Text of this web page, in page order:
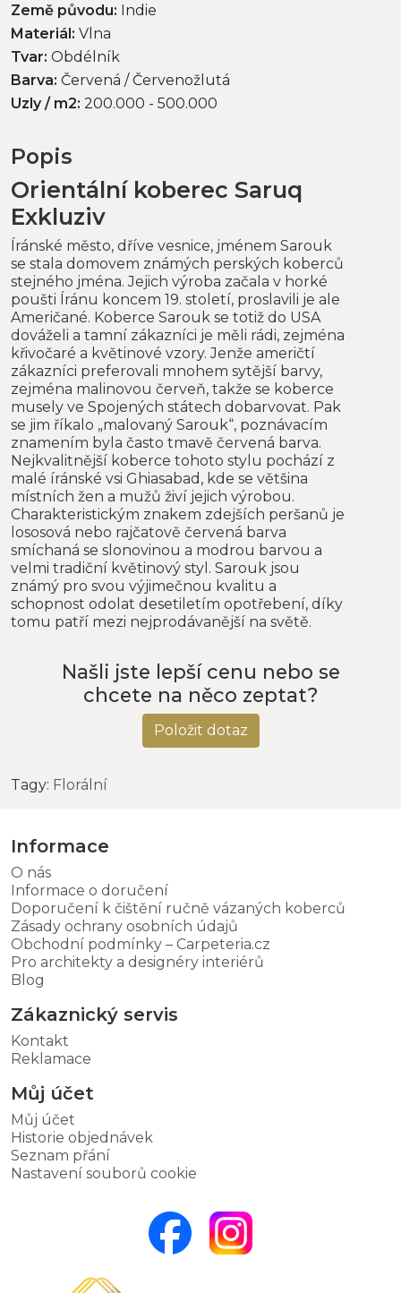
Země původu: Indie
Materiál: Vlna
Tvar: Obdélník
Barva: Červená / Červenožlutá
Uzly / m2: 200.000 - 500.000
Popis
Orientální koberec Saruq
Exkluziv
Íránské město, dříve vesnice, jménem Sarouk
se stala domovem známých perských koberců
stejného jména. Jejich výroba začala v horké
poušti Íránu koncem 19. století, proslavili je ale
Američané. Koberce Sarouk se totiž do USA
dováželi a tamní zákazníci je měli rádi, zejména
křivočaré a květinové vzory. Jenže američtí
zákazníci preferovali mnohem sytější barvy,
zejména malinovou červeň, takže se koberce
musely ve Spojených státech dobarvovat. Pak
se jim říkalo „malovaný Sarouk“, poznávacím
znamením byla často tmavě červená barva.
Nejkvalitnější koberce tohoto stylu pochází z
malé íránské vsi Ghiasabad, kde se většina
místních žen a mužů živí jejich výrobou.
Charakteristickým znakem zdejších peršanů je
lososová nebo rajčatově červená barva
smíchaná se slonovinou a modrou barvou a
velmi tradiční květinový styl. Sarouk jsou
známý pro svou výjimečnou kvalitu a
schopnost odolat desetiletím opotřebení, díky
tomu patří mezi nejprodávanější na světě.
Našli jste lepší cenu nebo se
chcete na něco zeptat?
Položit dotaz
Tagy: Florální
Informace
O nás
Informace o doručení
Doporučení k čištění ručně vázaných koberců
Zásady ochrany osobních údajů
Obchodní podmínky – Carpeteria.cz
Pro architekty a designéry interiérů
Blog
Zákaznický servis
Kontakt
Reklamace
Můj účet
Můj účet
Historie objednávek
Seznam přání
Nastavení souborů cookie